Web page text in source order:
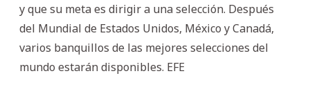
y que su meta es dirigir a una selección. Después
del Mundial de Estados Unidos, México y Canadá,
varios banquillos de las mejores selecciones del
mundo estarán disponibles. EFE